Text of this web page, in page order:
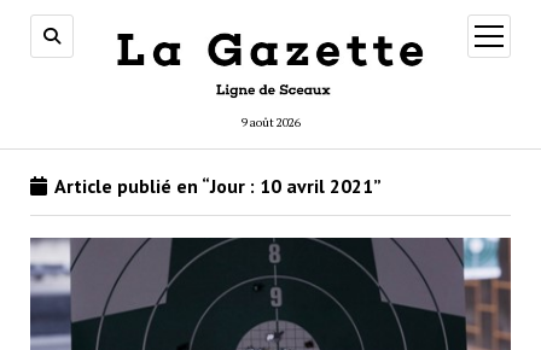
9 août 2026
ouvrir
menu
Article publié en “Jour : 10 avril 2021”